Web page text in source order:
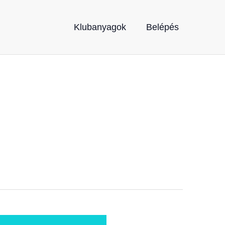
Klubanyagok Belépés